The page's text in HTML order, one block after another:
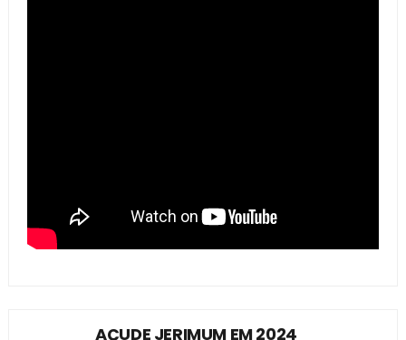
AÇUDE JERIMUM EM 2024